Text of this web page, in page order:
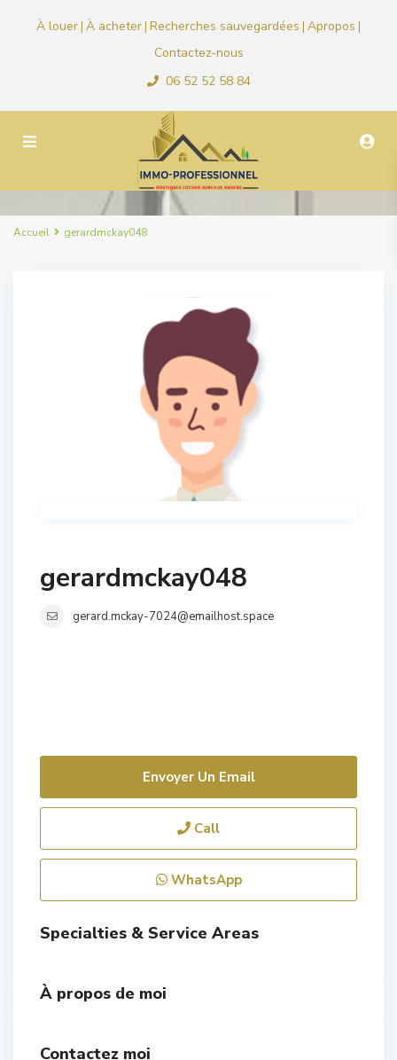
À louer| À acheter| Recherches sauvegardées | Apropos |
Contactez-nous
06 52 52 58 84
Accueil gerardmckay048
gerardmckay048
gerard.mckay-7024@emailhost.space
Envoyer Un Email
Call
WhatsApp
Specialties & Service Areas
À propos de moi
Contactez moi